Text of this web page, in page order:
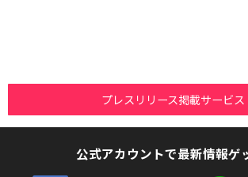
プレスリリース掲載サービス
公式アカウントで最新情報ゲ